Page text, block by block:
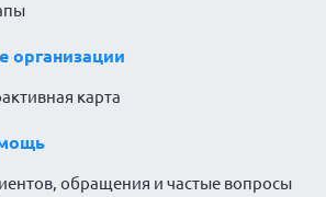
организации
карта
обращения и частые вопросы